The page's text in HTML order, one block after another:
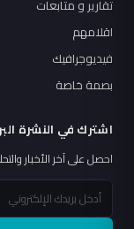
تقارير و متابعات
اقلامهم
فيديوجرافيك
بصمة خاصة
اشترك في النشرة
احصل على آخر الأخبار